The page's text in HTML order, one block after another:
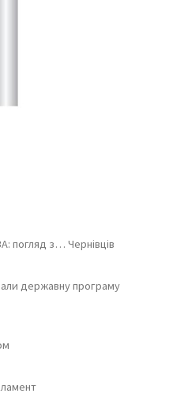
з… Чернівців
державну програму